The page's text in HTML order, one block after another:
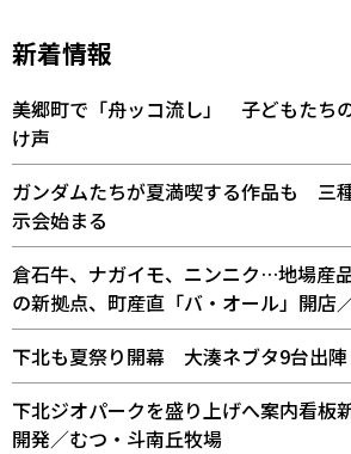
新着情報
美郷町で「舟ッコ流し」 子どもたち
け声
ガンダムたちが夏満喫する作品も 三
示会始まる
倉石牛、ナガイモ、ニンニク…地場産
の新拠点、町産直「バ・オール」開店
下北も夏祭り開幕 大湊ネブタ9台出陣
下北ジオパークを盛り上げへ案内看
開発／むつ・斗南丘牧場